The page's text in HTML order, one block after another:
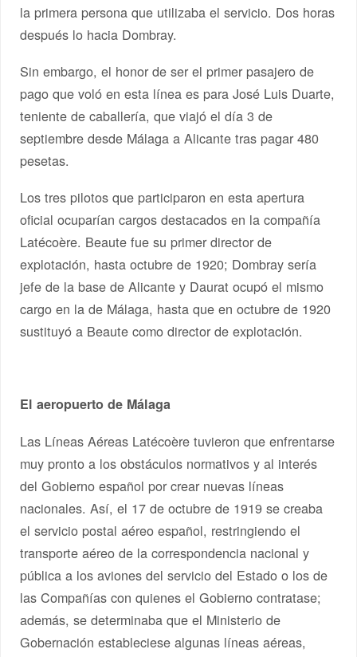
la primera persona que utilizaba el servicio. Dos horas
después lo hacia Dombray.
Sin embargo, el honor de ser el primer pasajero de
pago que voló en esta línea es para José Luis Duarte,
teniente de caballería, que viajó el día 3 de
septiembre desde Málaga a Alicante tras pagar 480
pesetas.
Los tres pilotos que participaron en esta apertura
oficial ocuparían cargos destacados en la compañía
Latécoère. Beaute fue su primer director de
explotación, hasta octubre de 1920; Dombray sería
jefe de la base de Alicante y Daurat ocupó el mismo
cargo en la de Málaga, hasta que en octubre de 1920
sustituyó a Beaute como director de explotación.
El aeropuerto de Málaga
Las Líneas Aéreas Latécoère tuvieron que enfrentarse
muy pronto a los obstáculos normativos y al interés
del Gobierno español por crear nuevas líneas
nacionales. Así, el 17 de octubre de 1919 se creaba
el servicio postal aéreo español, restringiendo el
transporte aéreo de la correspondencia nacional y
pública a los aviones del servicio del Estado o los de
las Compañías con quienes el Gobierno contratase;
además, se determinaba que el Ministerio de
Gobernación estableciese algunas líneas aéreas,